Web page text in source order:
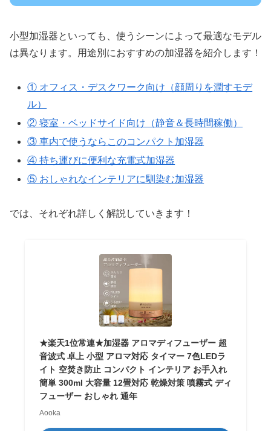
小型加湿器といっても、使うシーンによって最適なモデル
は異なります。用途別におすすめの加湿器を紹介します！
① オフィス・デスクワーク向け（顔周りを潤すモデ
ル）
② 寝室・ベッドサイド向け（静音＆長時間稼働）
③ 車内で使うならこのコンパクト加湿器
④ 持ち運びに便利な充電式加湿器
⑤ おしゃれなインテリアに馴染む加湿器
では、それぞれ詳しく解説していきます！
★楽天1位常連★加湿器 アロマディフューザー 超
音波式 卓上 小型 アロマ対応 タイマー 7色LEDラ
イト 空焚き防止 コンパクト インテリア お手入れ
簡単 300ml 大容量 12畳対応 乾燥対策 噴霧式 ディ
フューザー おしゃれ 通年
Aooka